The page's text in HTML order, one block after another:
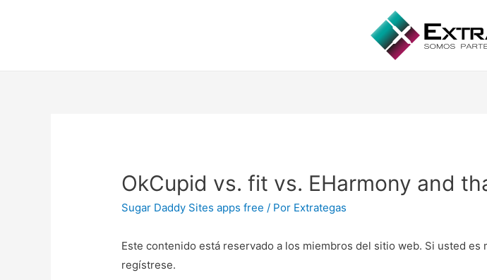
OkCupid vs. fit vs. EHarmony and
Sugar Daddy Sites apps free / Por Extrategas
Este contenido está reservado a los miembros del sitio web. Si usted
regístrese.